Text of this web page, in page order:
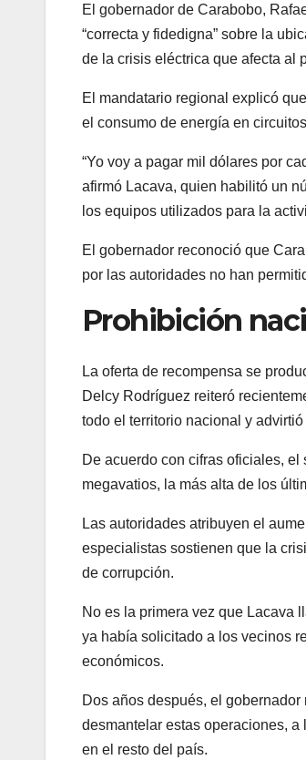
El gobernador de Carabobo,
“correcta y fidedigna” sobre la
de la crisis eléctrica que afecta al
El mandatario regional explicó
el consumo de energía en
“Yo voy a pagar mil dólares por
afirmó Lacava, quien habilitó un
los equipos utilizados para la
El gobernador reconoció que
por las autoridades no han
Prohibición
La oferta de recompensa se
Delcy Rodríguez reiteró
todo el territorio nacional y
De acuerdo con cifras oficiales,
megavatios, la más alta de los
Las autoridades atribuyen el
especialistas sostienen que la
de corrupción.
No es la primera vez que Lacava
ya había solicitado a los vecinos
económicos.
Dos años después, el
desmantelar estas operaciones,
en el resto del país.